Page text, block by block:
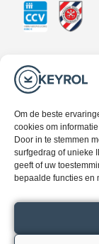
Om de beste
cookies om
Door in te stemmen
surfgedrag of unieke
geeft of uw
bepaalde functies en